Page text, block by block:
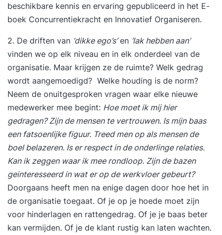
beschikbare kennis en ervaring gepubliceerd in het E-
boek Concurrentiekracht en Innovatief Organiseren.
2. De driften van ‘dikke ego’s’en ‘lak hebben aan’
vinden we op elk niveau en in elk onderdeel van de
organisatie. Maar krijgen ze de ruimte? Welk gedrag
wordt aangemoedigd? Welke houding is de norm?
Neem de onuitgesproken vragen waar elke nieuwe
medewerker mee begint: Hoe moet ik mij hier
gedragen? Zijn de mensen te vertrouwen. Is mijn baas
een fatsoenlijke figuur. Treed men op als mensen de
boel belazeren. Is er respect in de onderlinge relaties.
Kan ik zeggen waar ik mee rondloop. Zijn de bazen
geinteresseerd in wat er op de werkvloer gebeurt?
Doorgaans heeft men na enige dagen door hoe het in
de organisatie toegaat. Of je op je hoede moet zijn
voor hinderlagen en rattengedrag. Of je je baas beter
kan vermijden. Of je de klant rustig kan laten wachten.